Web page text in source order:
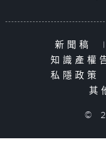
新聞稿 |
知識產權
私隱政策
其
©